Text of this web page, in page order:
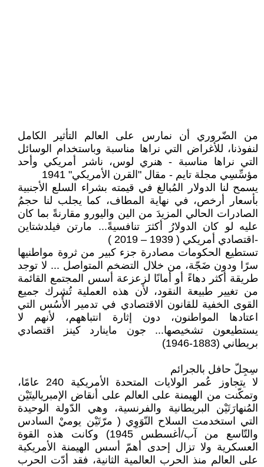
من الضّروري أن نمارس على العالم التأثير الكامل
لنفوذنا، للأغراض التي نراها مناسبة وباستخدام الوسائل
التي نراها مناسبة - هنري لوس، ناشر أمريكي وأحد
مؤسِّسِي مجلة تايم - مقال "القرن الأمريكي" 1941
يسمح لنا الدولار المُبالغ في قيمته بشراء السلع الأجنبية
بأسعار أرخص، في نهاية المطاف، كما يجلب لنا حجمُ
الصادرات الحالي المزيدَ من الين واليورو مقارنةً بما كان
عليه لو كان الدولارُ أكثرَ تنافسيةً... مارتن فيلدشتاين
-اقتصادي أمريكي ( 1939 – 2019 )
تستطيع الحكومات مصادرة جزء كبير من ثروة مواطنيها
سرًا ودون ضَجّة، من خلال التضخم المتواصل ... لا توجد
طريقة أكثر دهاءً أو أمانًا لزعزعة أسس المجتمع القائمة
من تغيير طبيعة النقود، لأن هذه العملية تُشرك جميع
القوى الخفية للقانون الاقتصادي في تدمير الأُسُس التي
اعتادها المواطنون، دون إثارة انتباههم، لأنهم لا
يستطيعون تشخيصها... جون ماينارد كينز اقتصادي
بريطاني (1883-1946)
سِجِلّ حافل بالجرائم
لا يتجاوز عُمر الولايات المتحدة الأمريكية 240 عامًا،
وتمكّنت من الهيمنة على العالم على أنقاض الإمبرياليتَيْن
المُنهارَتَيْن البريطانية والفرنسية، وهي الدّولة الوحيدة
التي استخدمت السلاح النّوَوِي ( مرّتَيْن يوميْ السادس
والتّاسع من آب/أغسطس 1945) وكانت هذه القوة
العسكرية ولا تزال إحدى أهمّ أسس الهيمنة الأمريكية
على العالم منذ الحرب العالمية الثانية، فقد أدّت الحرب